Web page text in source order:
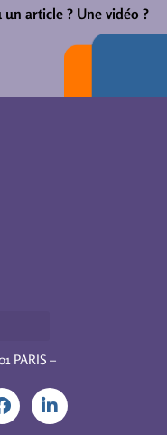
un article ? Une vidéo ?
PARIS –